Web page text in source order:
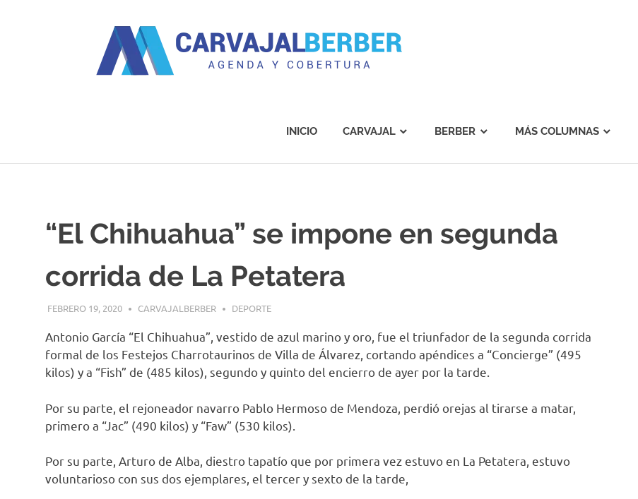
INICIO CARVAJAL BERBER MÁS COLUMNAS
“El Chihuahua” se impone en segunda
corrida de La Petatera
FEBRERO 19, 2020 CARVAJALBERBER DEPORTE
Antonio García “El Chihuahua”, vestido de azul marino y oro, fue el triunfador de la segunda corrida
formal de los Festejos Charrotaurinos de Villa de Álvarez, cortando apéndices a “Concierge” (495
kilos) y a “Fish” de (485 kilos), segundo y quinto del encierro de ayer por la tarde.
Por su parte, el rejoneador navarro Pablo Hermoso de Mendoza, perdió orejas al tirarse a matar,
primero a “Jac” (490 kilos) y “Faw” (530 kilos).
Por su parte, Arturo de Alba, diestro tapatío que por primera vez estuvo en La Petatera, estuvo
voluntarioso con sus dos ejemplares, el tercer y sexto de la tarde,